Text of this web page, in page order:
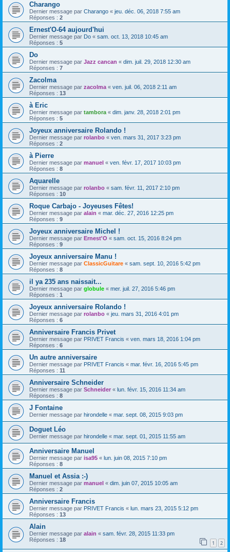
Charango
Dernier message par Charango « jeu. déc. 06, 2018 7:55 am
Réponses : 2
Ernest'O-64 aujourd'hui
Dernier message par Do « sam. oct. 13, 2018 10:45 am
Réponses : 5
Do
Dernier message par Jazz cancan « dim. juil. 29, 2018 12:30 am
Réponses : 7
Zacolma
Dernier message par zacolma « ven. juil. 06, 2018 2:11 am
Réponses : 13
à Eric
Dernier message par tambora « dim. janv. 28, 2018 2:01 pm
Réponses : 5
Joyeux anniversaire Rolando !
Dernier message par rolanbo « ven. mars 31, 2017 3:23 pm
Réponses : 2
à Pierre
Dernier message par manuel « ven. févr. 17, 2017 10:03 pm
Réponses : 8
Aquarelle
Dernier message par rolanbo « sam. févr. 11, 2017 2:10 pm
Réponses : 10
Roque Carbajo - Joyeuses Fêtes!
Dernier message par alain « mar. déc. 27, 2016 12:25 pm
Réponses : 9
Joyeux anniversaire Michel !
Dernier message par Ernest'O « sam. oct. 15, 2016 8:24 pm
Réponses : 9
Joyeux anniversaire Manu !
Dernier message par ClassicGuitare « sam. sept. 10, 2016 5:42 pm
Réponses : 8
il ya 235 ans naissait...
Dernier message par globule « mer. juil. 27, 2016 5:46 pm
Réponses : 1
Joyeux anniversaire Rolando !
Dernier message par rolanbo « jeu. mars 31, 2016 4:01 pm
Réponses : 6
Anniversaire Francis Privet
Dernier message par PRIVET Francis « ven. mars 18, 2016 1:04 pm
Réponses : 6
Un autre anniversaire
Dernier message par PRIVET Francis « mar. févr. 16, 2016 5:45 pm
Réponses : 11
Anniversaire Schneider
Dernier message par Schneider « lun. févr. 15, 2016 11:34 am
Réponses : 8
J Fontaine
Dernier message par hirondelle « mar. sept. 08, 2015 9:03 pm
Doguet Léo
Dernier message par hirondelle « mar. sept. 01, 2015 11:55 am
Anniversaire Manuel
Dernier message par isa95 « lun. juin 08, 2015 7:10 pm
Réponses : 8
Manuel et Assia :-)
Dernier message par manuel « dim. juin 07, 2015 10:05 am
Réponses : 2
Anniversaire Francis
Dernier message par PRIVET Francis « lun. mars 23, 2015 5:12 pm
Réponses : 13
Alain
Dernier message par alain « sam. févr. 28, 2015 11:33 pm
Réponses : 18 1 2